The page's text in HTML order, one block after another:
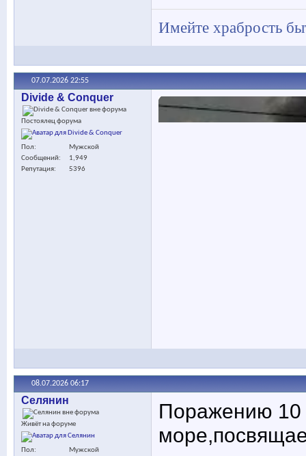
Имейте храбрость
07.07.2026 22:55
Divide & Conquer
Постоялец форума
Пол
Мужской
Сообщений
1,949
Репутация
5396
08.07.2026 06:17
Селянин
Живёт на форуме
Пол
Мужской
Поражению 10